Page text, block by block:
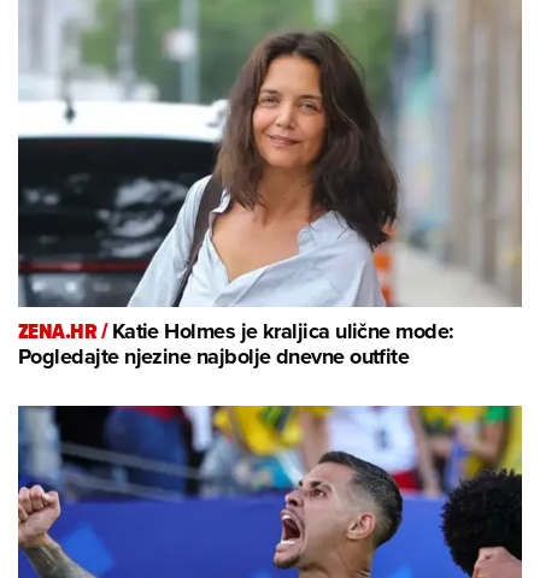
ZENA.HR /Katie Holmes je kraljica ulične mode:
Pogledajte njezine najbolje dnevne outfite